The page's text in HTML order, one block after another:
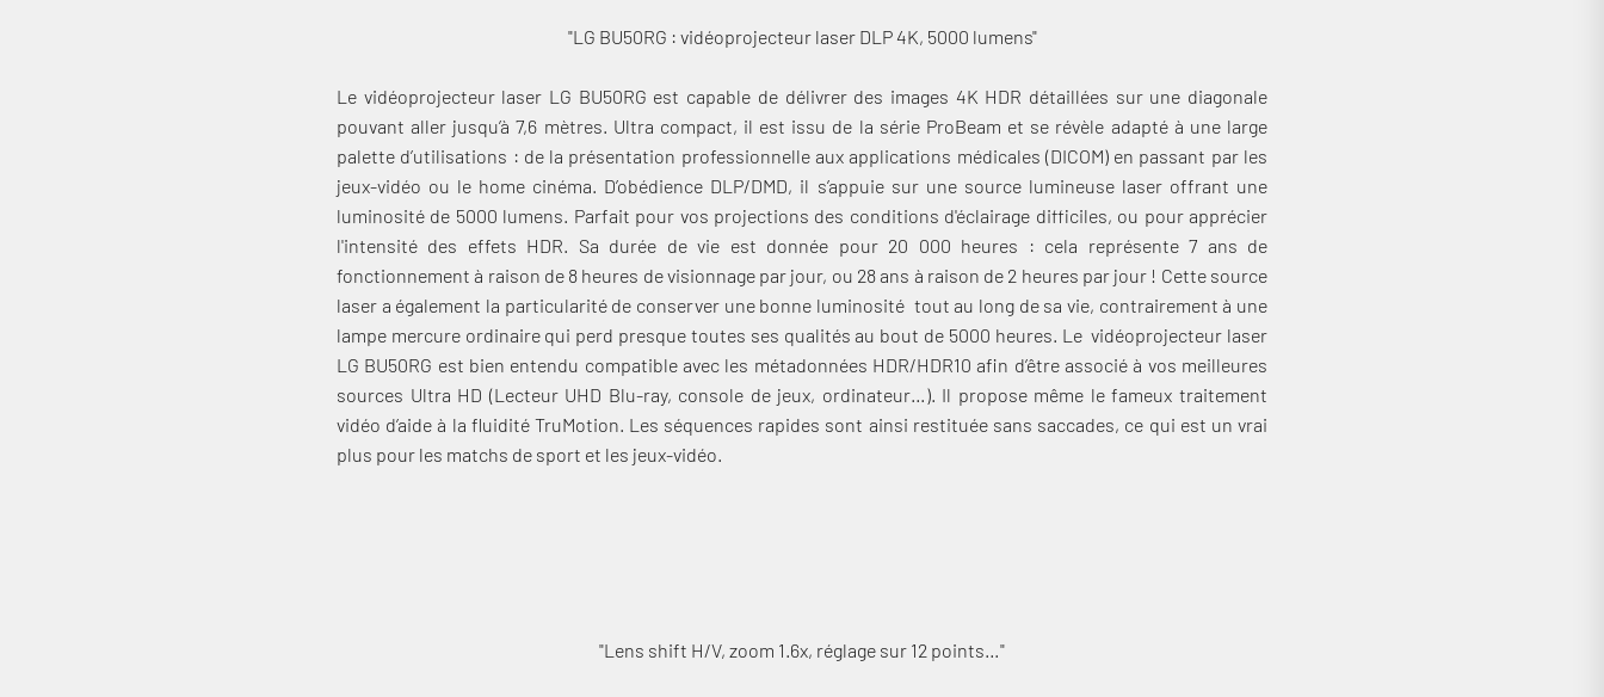
"LG BU50RG : vidéoprojecteur laser DLP 4K, 5000 lumens"
Le vidéoprojecteur laser LG BU50RG est capable de délivrer des images 4K HDR détaillées sur une diagonale
pouvant aller jusqu’à 7,6 mètres. Ultra compact, il est issu de la série ProBeam et se révèle adapté à une large
palette d’utilisations : de la présentation professionnelle aux applications médicales (DICOM) en passant par les
jeux-vidéo ou le home cinéma. D’obédience DLP/DMD, il s’appuie sur une source lumineuse laser offrant une
luminosité de 5000 lumens. Parfait pour vos projections des conditions d'éclairage difficiles, ou pour apprécier
l'intensité des effets HDR. Sa durée de vie est donnée pour 20 000 heures : cela représente 7 ans de
fonctionnement à raison de 8 heures de visionnage par jour, ou 28 ans à raison de 2 heures par jour ! Cette source
laser a également la particularité de conserver une bonne luminosité tout au long de sa vie, contrairement à une
lampe mercure ordinaire qui perd presque toutes ses qualités au bout de 5000 heures. Le vidéoprojecteur laser
LG BU50RG est bien entendu compatible avec les métadonnées HDR/HDR10 afin d’être associé à vos meilleures
sources Ultra HD (Lecteur UHD Blu-ray, console de jeux, ordinateur…). Il propose même le fameux traitement
vidéo d’aide à la fluidité TruMotion. Les séquences rapides sont ainsi restituée sans saccades, ce qui est un vrai
plus pour les matchs de sport et les jeux-vidéo.
"Lens shift H/V, zoom 1.6x, réglage sur 12 points…"